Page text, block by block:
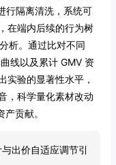
行隔离清洗，系统可
在端内后续的行为树
析。通过比对不同
线以及累计 GMV 资
实验的显著性水平，
，科学量化素材改动
贡献。
出价自适应调节引